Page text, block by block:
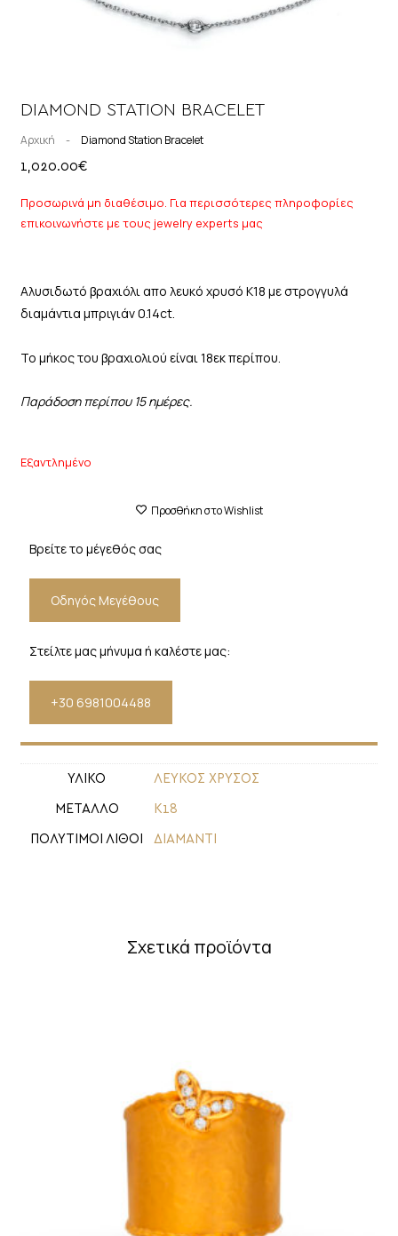
DIAMOND STATION BRACELET
Αρχική - Diamond Station Bracelet
1,020.00€
Προσωρινά μη διαθέσιμο. Για περισσότερες πληροφορίες
επικοινωνήστε με τους jewelry experts μας
Αλυσιδωτό βραχιόλι απο λευκό χρυσό Κ18 με στρογγυλά
διαμάντια μπριγιάν 0.14ct.
Το μήκος του βραχιολιού είναι 18εκ περίπου.
Παράδοση περίπου 15 ημέρες.
Εξαντλημένο
Προσθήκη στο Wishlist
Βρείτε το μέγεθός σας
Οδηγός Μεγέθους
Στείλτε μας μήνυμα ή καλέστε μας:
+30 6981004488
ΥΛΙΚΟ ΛΕΥΚΟΣ ΧΡΥΣΟΣ
ΜΕΤΑΛΛΟ Κ18
ΠΟΛΥΤΙΜΟΙ ΛΙΘΟΙ ΔΙΑΜΑΝΤΙ
Σχετικά προϊόντα